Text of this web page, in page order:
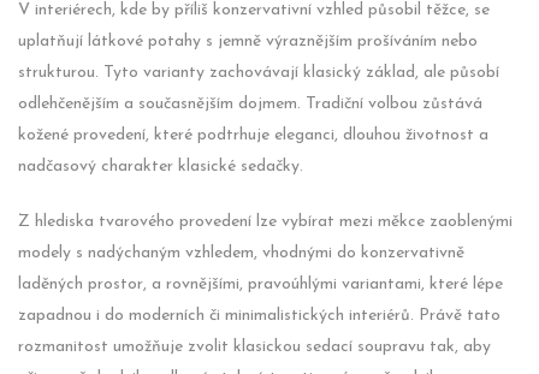
V interiérech, kde by příliš konzervativní vzhled působil těžce, se
uplatňují látkové potahy s jemně výraznějším prošíváním nebo
strukturou. Tyto varianty zachovávají klasický základ, ale působí
odlehčenějším a současnějším dojmem. Tradiční volbou zůstává
kožené provedení, které podtrhuje eleganci, dlouhou životnost a
nadčasový charakter klasické sedačky.
Z hlediska tvarového provedení lze vybírat mezi měkce zaoblenými
modely s nadýchaným vzhledem, vhodnými do konzervativně
laděných prostor, a rovnějšími, pravoúhlými variantami, které lépe
zapadnou i do moderních či minimalistických interiérů. Právě tato
rozmanitost umožňuje zvolit klasickou sedací soupravu tak, aby